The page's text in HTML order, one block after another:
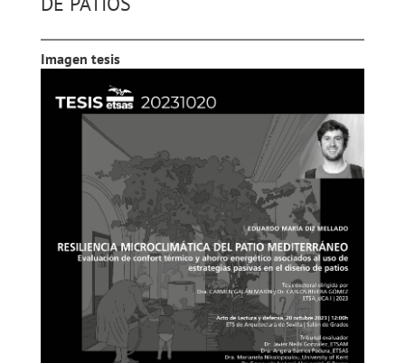
Imagen tesis